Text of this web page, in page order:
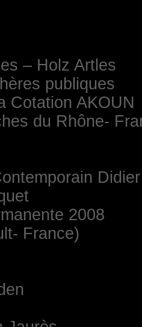
– Holz Artles
publiques
Cotation AKOUN
du Rhône-
2008
France)